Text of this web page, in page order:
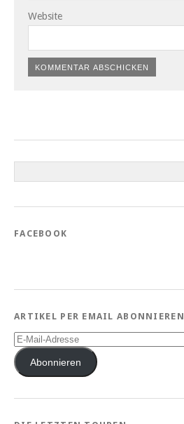
Website
FACEBOOK
ARTIKEL PER EMAIL ABONNIEREN
E-
Mail-
AdresseAbonnieren